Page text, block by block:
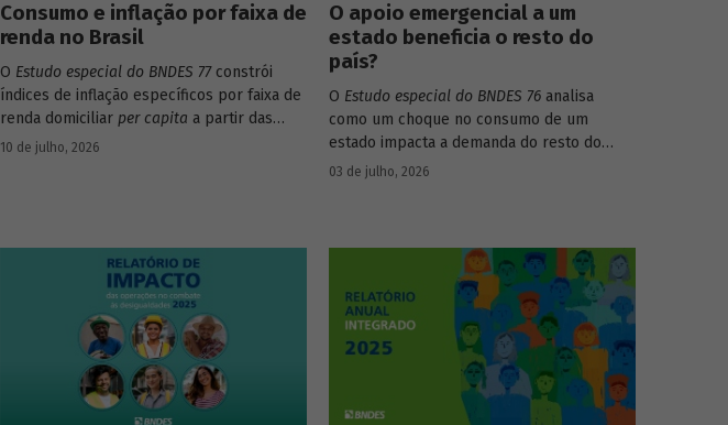
Consumo e inflação por faixa de
renda no Brasil
O Estudo especial do BNDES 77constrói
índices de inflação específicos por faixa de
renda domiciliar per capita a partir das
estruturas de consumo da POF 2017-2018
durante o período.
10 de julho, 2026
O apoio emergencial a um
estado beneficia o resto do
país?
O Estudo especial do BNDES 76 analisa
como um choque no consumo de um
estado impacta a demanda do resto do
país, usando como exemplo o caso do Rio
03 de julho, 2026